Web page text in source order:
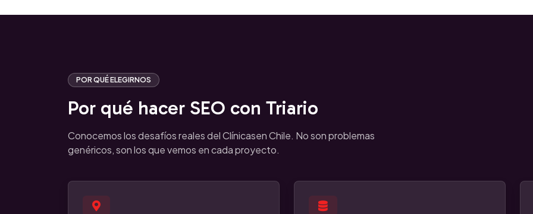
POR QUÉ ELEGIRNOS
Por qué hacer SEO con Triario
Conocemos los desafíos reales del Clínicasen Chile. No son problemas
genéricos, son los que vemos en cada proyecto.